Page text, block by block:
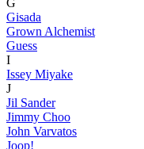
G
Gisada
Grown Alchemist
Guess
I
Issey Miyake
J
Jil Sander
Jimmy Choo
John Varvatos
Joop!